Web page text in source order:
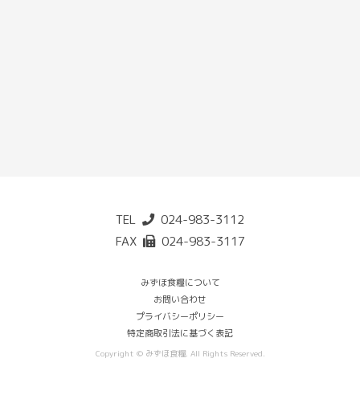
TEL
024-983-3112
FAX
024-983-3117
みずほ食糧について
お問い合わせ
プライバシーポリシー
特定商取引法に基づく表記
Copyright © みずほ食糧. All Rights Reserved.